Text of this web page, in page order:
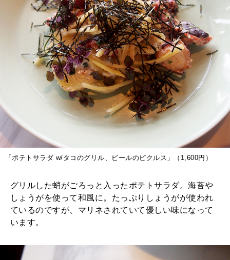
「ポテトサラダ w/タコのグリル、ビールのピクルス」（1,600円）
グリルした蛸がごろっと入ったポテトサラダ。海苔や
しょうがを使って和風に。たっぷりしょうがが使われ
ているのですが、マリネされていて優しい味になって
います。